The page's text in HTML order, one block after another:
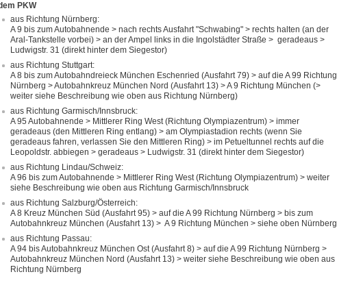
PKW
aus Richtung Nürnberg:
A 9 bis zum Autobahnende > nach rechts Ausfahrt "Schwabing" > rechts halten (an der
Aral-Tankstelle vorbei) > an der Ampel links in die Ingolstädter Straße > geradeaus >
Ludwigstr. 31 (direkt hinter dem Siegestor)
aus Richtung Stuttgart:
A 8 bis zum Autobahndreieck München Eschenried (Ausfahrt 79) > auf die A 99 Richtung
Nürnberg > Autobahnkreuz München Nord (Ausfahrt 13) > A 9 Richtung München (>
weiter siehe Beschreibung wie oben aus Richtung Nürnberg)
aus Richtung Garmisch/Innsbruck:
A 95 Autobahnende > Mittlerer Ring West (Richtung Olympiazentrum) > immer
geradeaus (den Mittleren Ring entlang) > am Olympiastadion rechts (wenn Sie
geradeaus fahren, verlassen Sie den Mittleren Ring) > im Petueltunnel rechts auf die
Leopoldstr. abbiegen > geradeaus > Ludwigstr. 31 (direkt hinter dem Siegestor)
aus Richtung Lindau/Schweiz:
A 96 bis zum Autobahnende > Mittlerer Ring West (Richtung Olympiazentrum) > weiter
siehe Beschreibung wie oben aus Richtung Garmisch/Innsbruck
aus Richtung Salzburg/Österreich:
A 8 Kreuz München Süd (Ausfahrt 95) > auf die A 99 Richtung Nürnberg > bis zum
Autobahnkreuz München (Ausfahrt 13) > A 9 Richtung München > siehe oben Nürnberg
aus Richtung Passau:
A 94 bis Autobahnkreuz München Ost (Ausfahrt 8) > auf die A 99 Richtung Nürnberg >
Autobahnkreuz München Nord (Ausfahrt 13) > weiter siehe Beschreibung wie oben aus
Richtung Nürnberg